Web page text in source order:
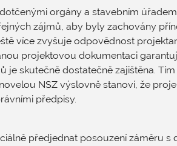
orgány a stavebním
zájmů, aby byly zachovány
více zvyšuje odpovědnost
projektovou dokumentaci
je skutečně dostatečně zajištěna. Tím
NSZ výslovně stanoví, že
předpisy.
předjednat posouzení záměru s